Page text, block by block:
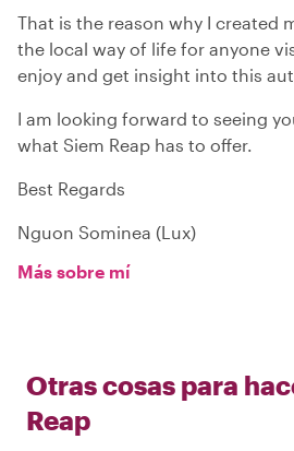
That is the reason why I created
the local way of life for anyone
enjoy and get insight into this
I am looking forward to seeing
what Siem Reap has to offer.
Best Regards
Nguon Sominea (Lux)
Más sobre mí
Otras cosas para
Reap